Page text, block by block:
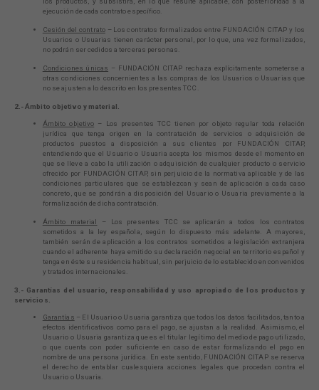
ejecución de cada contrato específico.
Cesión del contrato– Los contratos formalizados entre FUNDACIÓN CITAP y los
Usuarios o Usuarias tienen carácter personal, por lo que, una vez formalizados,
no podrán ser cedidos a terceras personas.
Condiciones únicas – FUNDACIÓN CITAP rechaza explícitamente someterse a
otras condiciones concernientes a las compras de los Usuarios o Usuarias que
no se ajusten a lo descrito en los presentes TCC.
2.- Ámbito objetivo y material.
Ámbito objetivo – Los presentes TCC tienen por objeto regular toda relación
jurídica que tenga origen en la contratación de servicios o adquisición de
productos puestos a disposición a sus clientes por FUNDACIÓN CITAP,
entendiendo que el Usuario o Usuaria acepta los mismos desde el momento en
que se lleve a cabo la utilización o adquisición de cualquier producto o servicio
ofrecido por FUNDACIÓN CITAP, sin perjuicio de la normativa aplicable y de las
condiciones particulares que se establezcan y sean de aplicación a cada caso
concreto, que se pondrán a disposición del Usuario o Usuaria previamente a la
formalización de dicha contratación.
Ámbito material
– Los presentes TCC se aplicarán a todos los contratos
sometidos a la ley española, según lo dispuesto más adelante. A mayores,
también serán de aplicación a los contratos sometidos a legislación extranjera
cuando el adherente haya emitido su declaración negocial en territorio español y
tenga en éste su residencia habitual, sin perjuicio de lo establecido en convenidos
y tratados internacionales.
3.- Garantías del usuario, responsabilidad y uso apropiado de los productos y
servicios.
Garantías – El Usuario o Usuaria garantiza que todos los datos facilitados, tanto a
efectos identificativos como para el pago, se ajustan a la realidad. Asimismo, el
Usuario o Usuaria garantiza que es el titular legítimo del medio de pago utilizado,
o que cuenta con poder suficiente en caso de estar formalizando el pago en
nombre de una persona jurídica. En este sentido, FUNDACIÓN CITAP se reserva
el derecho de entablar cualesquiera acciones legales que procedan contra el
Usuario o Usuaria.